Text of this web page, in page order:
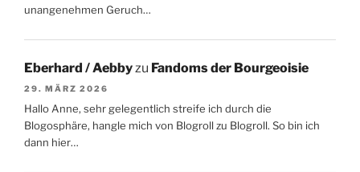
unangenehmen Geruch…
Eberhard / Aebbyzu Fandoms der Bourgeoisie
29. MÄRZ 2026
Hallo Anne, sehr gelegentlich streife ich durch die
Blogosphäre, hangle mich von Blogroll zu Blogroll. So bin ich
dann hier…